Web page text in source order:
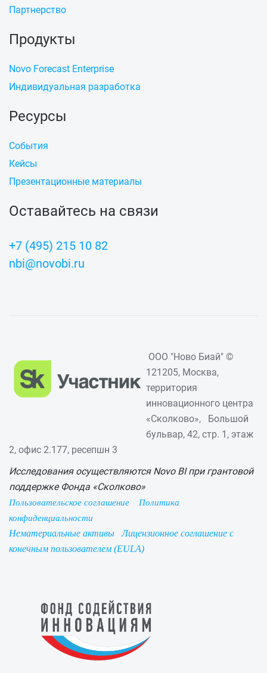
Партнерство
Продукты
Novo Forecast Enterprise
Индивидуальная разработка
Ресурсы
События
Кейсы
Презентационные материалы
Оставайтесь на связи
+7 (495) 215 10 82
nbi@novobi.ru
ООО "Ново Биай" ©
121205, Москва,
территория
инновационного центра
«Сколково», Большой
бульвар, 42, стр. 1, этаж
2, офис 2.177, ресепшн 3
Исследования осуществляются Novo BI при грантовой
поддержке Фонда «Сколково»
Пользовательское соглашение
Политика
конфиденциальности
Нематериальные активы
Лицензионное соглашение с
конечным пользователем (EULA)